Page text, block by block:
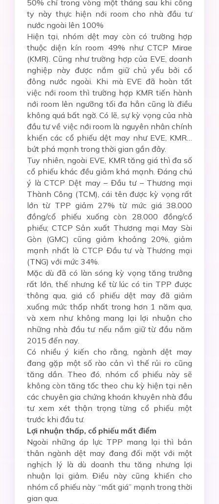
50% chỉ trong vòng một tháng sau khi công
ty này thực hiện nới room cho nhà đầu tư
nước ngoài lên 100%
Hiện tại, nhóm dệt may còn có trường hợp
thuộc diện kín room 49% như CTCP Mirae
(KMR). Cũng như trường hợp của EVE, doanh
nghiệp này được nắm giữ chủ yếu bởi cổ
đông nước ngoài. Khi mà EVE đã hoàn tất
việc nới room thì trường hợp KMR tiến hành
nới room lên ngưỡng tối đa hẳn cũng là điều
không quá bất ngờ. Có lẽ, sự kỳ vọng của nhà
đầu tư về việc nới room là nguyên nhân chính
khiến các cổ phiếu dệt may như EVE, KMR…
bứt phá mạnh trong thời gian gần đây.
Tuy nhiên, ngoài EVE, KMR tăng giá thì đa số
cổ phiếu khác đều giảm khá mạnh. Đáng chú
ý là CTCP Dệt may – Đầu tư – Thương mại
Thành Công (TCM), cái tên được kỳ vọng rất
lớn từ TPP giảm 27% từ mức giá 38.000
đồng/cổ phiếu xuống còn 28.000 đồng/cổ
phiếu; CTCP Sản xuất Thương mại May Sài
Gòn (GMC) cũng giảm khoảng 20%, giảm
mạnh nhất là CTCP Đầu tư và Thương mại
(TNG) với mức 34%.
Mặc dù đã có làn sóng kỳ vọng tăng trưởng
rất lớn, thế nhưng kể từ lúc có tin TPP được
thông qua, giá cổ phiếu dệt may đã giảm
xuống mức thấp nhất trong hơn 1 năm qua,
và xem như không mang lại lợi nhuận cho
những nhà đầu tư nếu nắm giữ từ đầu năm
2015 đến nay.
Có nhiều ý kiến cho rằng, ngành dệt may
đang gặp một số rào cản vì thế rủi ro cũng
tăng dần. Theo đó, nhóm cổ phiếu này sẽ
không còn tăng tốc theo chu kỳ hiện tại nên
các chuyên gia chứng khoán khuyên nhà đầu
tư xem xét thận trọng từng cổ phiếu một
trước khi đầu tư.
Lợi nhuận thấp, cổ phiếu mất điểm
Ngoài những áp lực TPP mang lại thì bản
thân ngành dệt may đang đối mặt với một
nghịch lý là dù doanh thu tăng nhưng lợi
nhuận lại giảm. Điều này cũng khiến cho
nhóm cổ phiếu này “mất giá” mạnh trong thời
gian qua.